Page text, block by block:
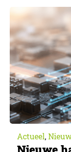
van What’s
jaarlijkse
advies over…
Actueel,
Nieuwe